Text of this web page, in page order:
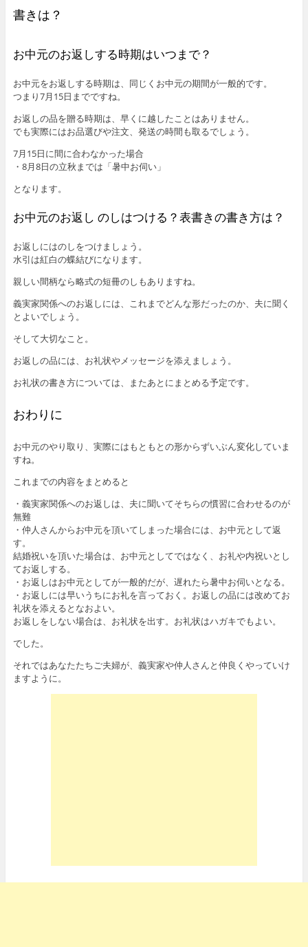
書きは？
お中元のお返しする時期はいつまで？
お中元をお返しする時期は、同じくお中元の期間が一般的です。
つまり7月15日までですね。
お返しの品を贈る時期は、早くに越したことはありません。
でも実際にはお品選びや注文、発送の時間も取るでしょう。
7月15日に間に合わなかった場合
・8月8日の立秋までは「暑中お伺い」
となります。
お中元のお返し のしはつける？表書きの書き方は？
お返しにはのしをつけましょう。
水引は紅白の蝶結びになります。
親しい間柄なら略式の短冊のしもありますね。
義実家関係へのお返しには、これまでどんな形だったのか、夫に聞く
とよいでしょう。
そして大切なこと。
お返しの品には、お礼状やメッセージを添えましょう。
お礼状の書き方については、またあとにまとめる予定です。
おわりに
お中元のやり取り、実際にはもともとの形からずいぶん変化していま
すね。
これまでの内容をまとめると
・義実家関係へのお返しは、夫に聞いてそちらの慣習に合わせるのが
無難
・仲人さんからお中元を頂いてしまった場合には、お中元として返
す。
結婚祝いを頂いた場合は、お中元としてではなく、お礼や内祝いとし
てお返しする。
・お返しはお中元としてが一般的だが、遅れたら暑中お伺いとなる。
・お返しには早いうちにお礼を言っておく。お返しの品には改めてお
礼状を添えるとなおよい。
お返しをしない場合は、お礼状を出す。お礼状はハガキでもよい。
でした。
それではあなたたちご夫婦が、義実家や仲人さんと仲良くやっていけ
ますように。